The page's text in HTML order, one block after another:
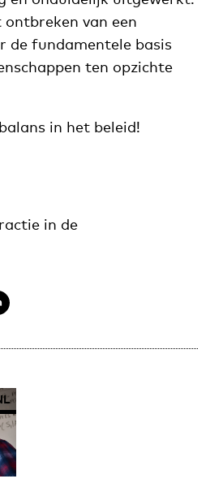
van een
de fundamentele basis
ten opzichte
in het beleid!
in de